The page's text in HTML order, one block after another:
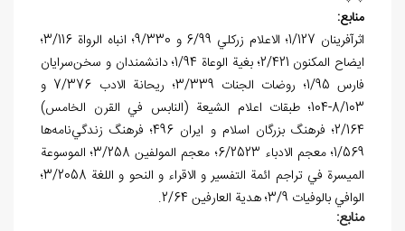
منابع:
اثرآفرينان 1/127؛ الاعلام زرکلي 6/99 و 9/330؛ انباه الرواة 3/116؛
ايضاح المکنون 2/421؛ بغية الوعاة 1/94؛ دانشمندان و سخن‌سرايان
فارس 1/95؛ روضات الجنات 3/339؛ ريحانة الادب 7/376 و
8/103-104؛ طبقات اعلام الشيعة (النابس في القرن الخامس)
2/164؛ فرهنگ بزرگان اسلام و ايران 496؛ فرهنگ زندگي‌نامه‌ها
1/569؛ معجم الادباء 6/2523؛ معجم المولفين 3/258؛ الموسوعة
الميسرة في تراجم ائمة التفسير و الاقراء و النحو و اللغة 3/2058؛
الوافي بالوفيات 3/9؛ هدية العارفين 2/64.
منابع: